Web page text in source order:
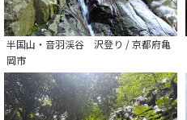
半国山・音羽渓谷 沢登り / 京都府亀
岡市